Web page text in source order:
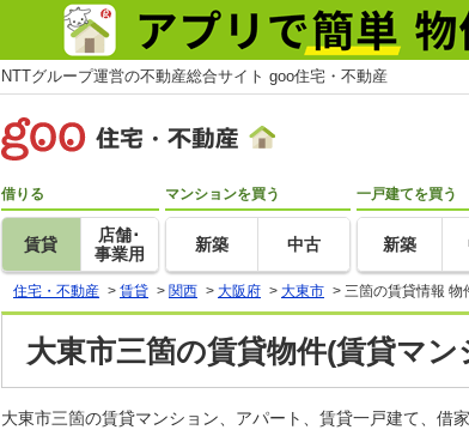
NTTグループ運営の不動産総合サイト goo住宅・不動産
借りる
賃貸
店舗･
事業用
マンションを買う
新築 中古
一戸建てを買う
新築
住宅・不動産 > 賃貸 > 関西 > 大阪府 > 大東市 > 三箇の賃貸情報 物
大東市三箇の賃貸物件(賃貸マ
大東市三箇の賃貸マンション、アパート、賃貸一戸建て、借